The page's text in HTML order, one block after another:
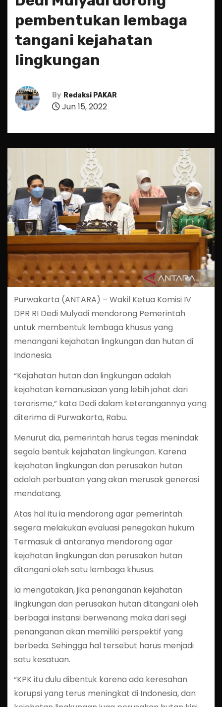
pembentukan lembaga
tangani kejahatan
lingkungan
By Redaksi PAKAR
Jun 15, 2022
Purwakarta (ANTARA) – Wakil Ketua Komisi IV
DPR RI Dedi Mulyadi mendorong Pemerintah
untuk membentuk lembaga khusus yang
menangani kejahatan lingkungan dan hutan di
Indonesia.
“Kejahatan hutan dan lingkungan adalah
kejahatan kemanusiaan yang lebih jahat dari
terorisme,” kata Dedi dalam keterangannya yang
diterima di Purwakarta, Rabu.
Menurut dia, pemerintah harus tegas menindak
segala bentuk kejahatan lingkungan. Karena
kejahatan lingkungan dan perusakan hutan
adalah perbuatan yang akan merusak generasi
mendatang.
Atas hal itu ia mendorong agar pemerintah
segera melakukan evaluasi penegakan hukum.
Termasuk di antaranya mendorong agar
kejahatan lingkungan dan perusakan hutan
ditangani oleh satu lembaga khusus.
Ia mengatakan, jika penanganan kejahatan
lingkungan dan perusakan hutan ditangani oleh
berbagai instansi berwenang maka dari segi
penanganan akan memiliki perspektif yang
berbeda. Sehingga hal tersebut harus menjadi
satu kesatuan.
“KPK itu dulu dibentuk karena ada keresahan
korupsi yang terus meningkat di Indonesia, dan